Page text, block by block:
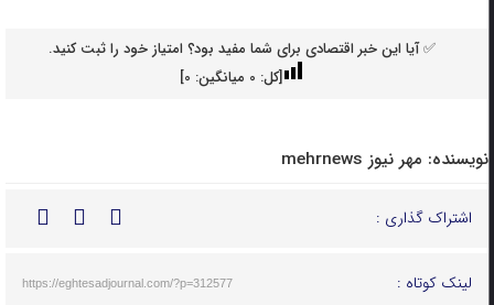
✅ آیا این خبر اقتصادی برای شما مفید بود؟ امتیاز خود را ثبت کنید.
[کل: 0میانگین: 0
]
نویسنده: مهر نیوز mehrnews
اشتراک گذاری :
لینک کوتاه : https://eghtesadjournal.com/?p=312577